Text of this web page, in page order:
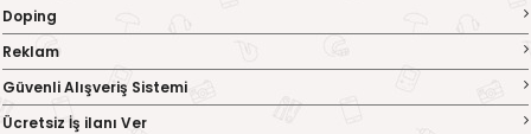
Doping
Reklam
Güvenli Alışveriş Sistemi
Ücretsiz İş ilanı Ver